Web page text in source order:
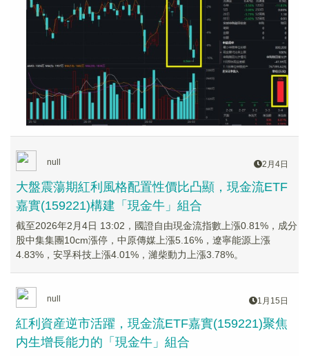
null 2月4日
大盤震蕩期紅利風格配置性價比凸顯，現金流ETF
嘉實(159221)構建「現金牛」組合
截至2026年2月4日 13:02，國證自由現金流指數上漲0.81%，成分
股中集集團10cm漲停，中原傳媒上漲5.16%，遼寧能源上漲
4.83%，安孚科技上漲4.01%，濰柴動力上漲3.78%。
null 1月15日
紅利資産逆市活躍，現金流ETF嘉實(159221)聚焦
内生增長能力的「現金牛」組合